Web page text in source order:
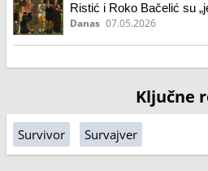
Ristić i Roko Bačelić su
Danas 07.05.2026
Ključne
Survivor Survajver